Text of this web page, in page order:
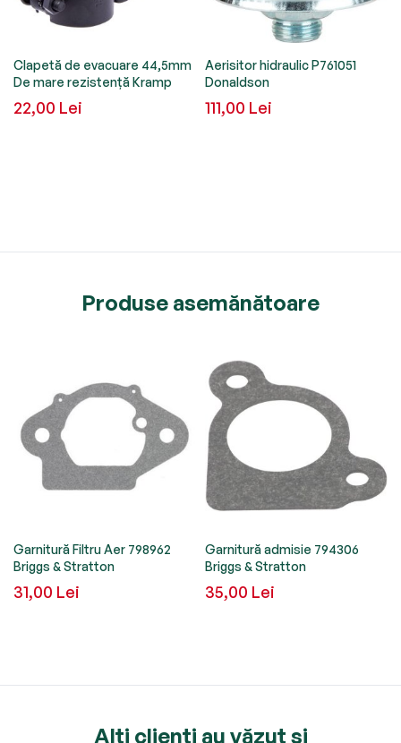
Clapetă de evacuare 44,5mm
De mare rezistență Kramp
22,00 Lei
Aerisitor hidraulic P761051
Donaldson
111,00 Lei
Produse asemănătoare
Garnitură Filtru Aer 798962
Briggs & Stratton
31,00 Lei
Garnitură admisie 794306
Briggs & Stratton
35,00 Lei
Alți clienți au văzut și